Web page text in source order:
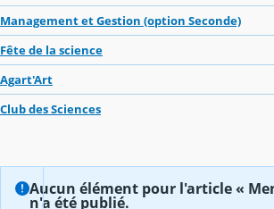
Management et Gestion (option Seconde)
Fête de la science
Agart'Art
Club des Sciences
Aucun élément pour l'article «
n'a été publié.